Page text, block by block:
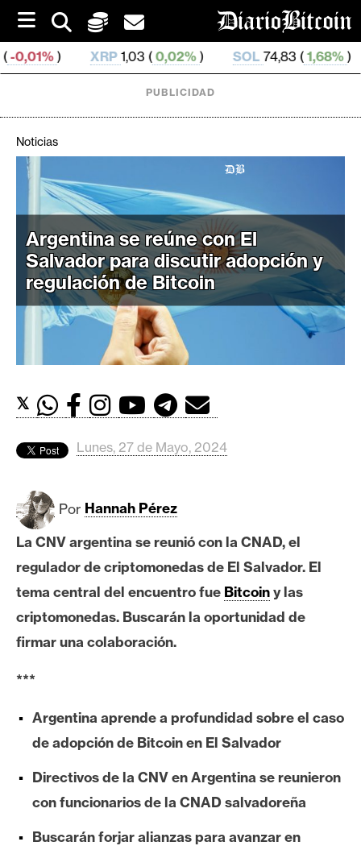
i
p
t
o
XRP1,03 ( 0,02% ) SOL74,83 ( 1,68%) TRX
C
r
p
t
o
M
e
c
d
o
s
B
i
t
c
i
n
h
e
e
u
PUBLICIDAD
Noticias
Argentina se reúne con El
Salvador para discutir adopción y
regulación de Bitcoin
𝕏
Lunes, 27 de Mayo, 2024
Por Hannah Pérez
La CNV argentina se reunió con la CNAD, el
regulador de criptomonedas de El Salvador. El
tema central del encuentro fue Bitcoiny las
criptomonedas. Buscarán la oportunidad de
firmar una colaboración.
***
Argentina aprende a profundidad sobre el caso
de adopción de Bitcoin en El Salvador
Directivos de la CNV en Argentina se reunieron
con funcionarios de la CNAD salvadoreña
Buscarán forjar alianzas para avanzar en